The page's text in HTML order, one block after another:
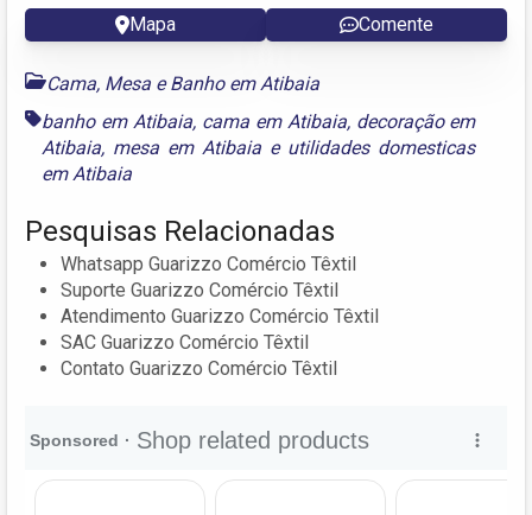
Mapa Comente
Cama, Mesa e Banho em Atibaia
banho em Atibaia, cama em Atibaia, decoração em
Atibaia, mesa em Atibaia e utilidades domesticas
em Atibaia
Pesquisas Relacionadas
Whatsapp Guarizzo Comércio Têxtil
Suporte Guarizzo Comércio Têxtil
Atendimento Guarizzo Comércio Têxtil
SAC Guarizzo Comércio Têxtil
Contato Guarizzo Comércio Têxtil